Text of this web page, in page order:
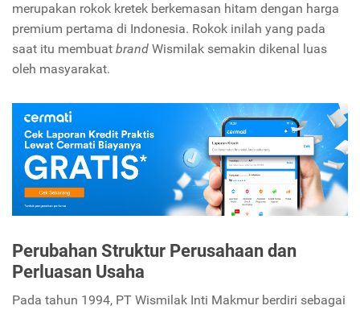
merupakan rokok kretek berkemasan hitam dengan harga
premium pertama di Indonesia. Rokok inilah yang pada
saat itu membuat brand Wismilak semakin dikenal luas
oleh masyarakat.
Perubahan Struktur Perusahaan dan
Perluasan Usaha
Pada tahun 1994, PT Wismilak Inti Makmur berdiri sebagai